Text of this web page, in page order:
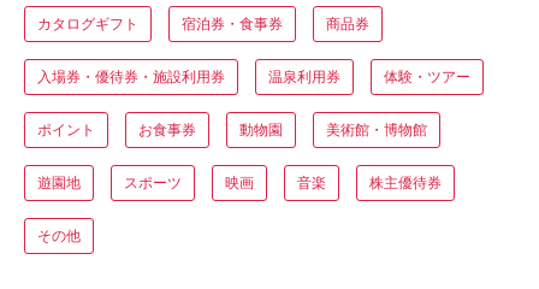
カタログギフト 宿泊券・食事券 商品券
入場券・優待券・施設利用券 温泉利用券 体験・ツアー
ポイント お食事券 動物園 美術館・博物館
遊園地 スポーツ 映画 音楽 株主優待券
その他